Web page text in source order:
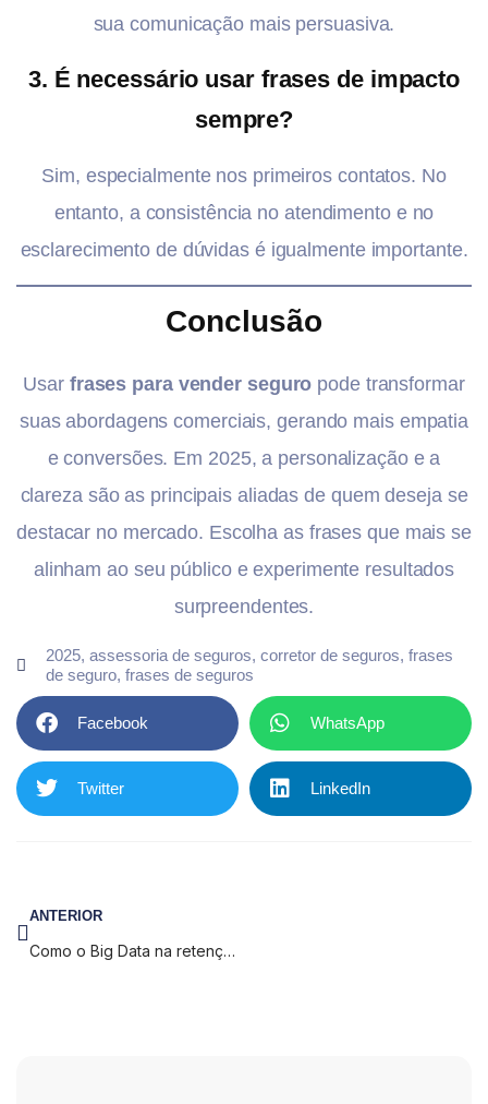
sua comunicação mais persuasiva.
3. É necessário usar frases de impacto
sempre?
Sim, especialmente nos primeiros contatos. No
entanto, a consistência no atendimento e no
esclarecimento de dúvidas é igualmente importante.
Conclusão
Usar frases para vender seguro pode transformar
suas abordagens comerciais, gerando mais empatia
e conversões. Em 2025, a personalização e a
clareza são as principais aliadas de quem deseja se
destacar no mercado. Escolha as frases que mais se
alinham ao seu público e experimente resultados
surpreendentes.
2025, assessoria de seguros, corretor de seguros, frases
de seguro, frases de seguros
Facebook WhatsApp
Twitter LinkedIn
ANTERIOR
Como o Big Data na retenção de clientes pode ajudar?